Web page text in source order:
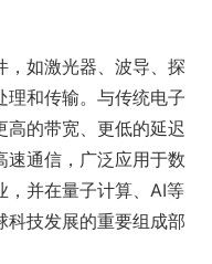
，如激光器、波导、探
理和传输。与传统电子
高的带宽、更低的延迟
速通信，广泛应用于数
，并在量子计算、AI等
科技发展的重要组成部